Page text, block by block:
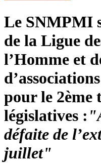
Le SNMPMI
de la Ligue
l’Homme et
pour le 2ème
législatives :
défaite de
juillet"